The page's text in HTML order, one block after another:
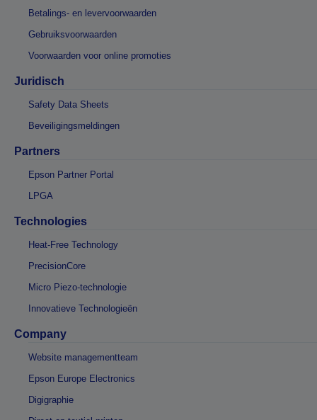
Betalings- en levervoorwaarden
Gebruiksvoorwaarden
Voorwaarden voor online promoties
Juridisch
Safety Data Sheets
Beveiligingsmeldingen
Partners
Epson Partner Portal
LPGA
Technologies
Heat-Free Technology
PrecisionCore
Micro Piezo-technologie
Innovatieve Technologieën
Company
Website managementteam
Epson Europe Electronics
Digigraphie